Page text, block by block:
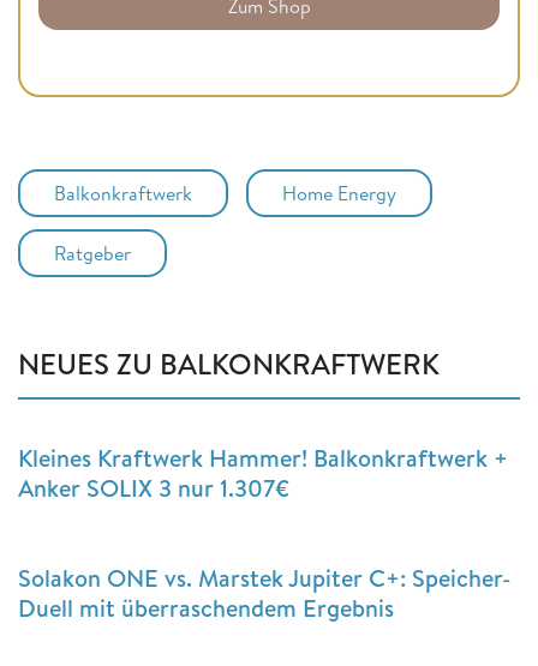
Zum Shop
Balkonkraftwerk Home Energy
Ratgeber
NEUES ZU BALKONKRAFTWERK
Kleines Kraftwerk Hammer! Balkonkraftwerk +
Anker SOLIX 3 nur 1.307€
Solakon ONE vs. Marstek Jupiter C+: Speicher-
Duell mit überraschendem Ergebnis